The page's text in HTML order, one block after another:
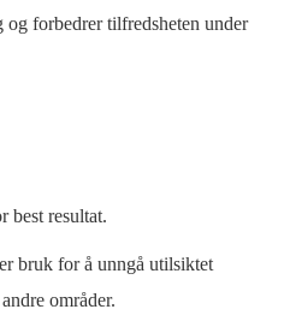
forbedrer tilfredsheten under
best resultat.
bruk for å unngå utilsiktet
områder.